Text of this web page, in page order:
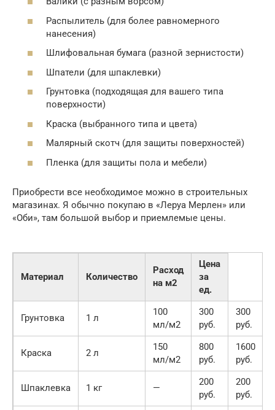
Распылитель (для более равномерного
нанесения)
Шлифовальная бумага (разной зернистости)
Шпатели (для шпаклевки)
Грунтовка (подходящая для вашего типа
поверхности)
Краска (выбранного типа и цвета)
Малярный скотч (для защиты поверхностей)
Пленка (для защиты пола и мебели)
Приобрести все необходимое можно в строительных
магазинах. Я обычно покупаю в «Леруа Мерлен» или
«Оби», там большой выбор и приемлемые цены.
Материал Количество
Расход
на м2
Цена
за
ед.
Грунтовка 1 л
100
мл/м2
300
руб.
300
руб.
Краска 2 л
150
мл/м2
800
руб.
1600
руб.
Шпаклевка 1 кг —
200
руб.
200
руб.